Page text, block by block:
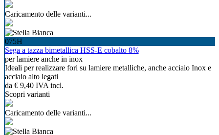
Caricamento delle varianti...
075H
Sega a tazza bimetallica HSS-E cobalto 8%
per lamiere anche in inox
Ideali per realizzare fori su lamiere metalliche, anche acciaio Inox e
acciaio alto legati
da € 9,40 IVA incl.
Scopri varianti
Caricamento delle varianti...